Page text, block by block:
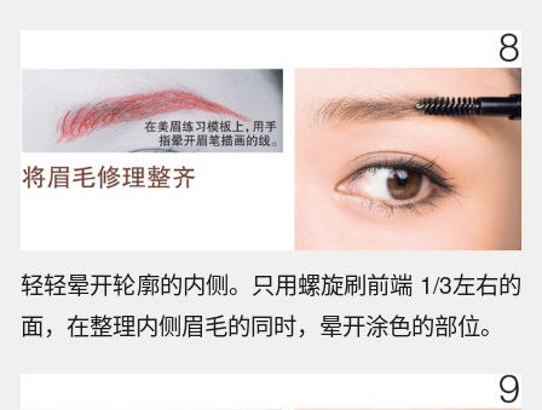
轻轻晕开轮廓的内侧。只用螺旋刷前端 1/3左右的
面，在整理内侧眉毛的同时，晕开涂色的部位。